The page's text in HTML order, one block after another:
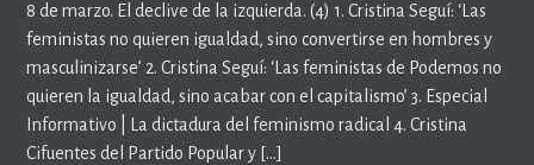
8 de marzo. El declive de la izquierda. (4) 1. Cristina Seguí: ‘Las
feministas no quieren igualdad, sino convertirse en hombres y
masculinizarse’ 2. Cristina Seguí: ‘Las feministas de Podemos no
quieren la igualdad, sino acabar con el capitalismo’ 3. Especial
Informativo | La dictadura del feminismo radical 4. Cristina
Cifuentes del Partido Popular y […]